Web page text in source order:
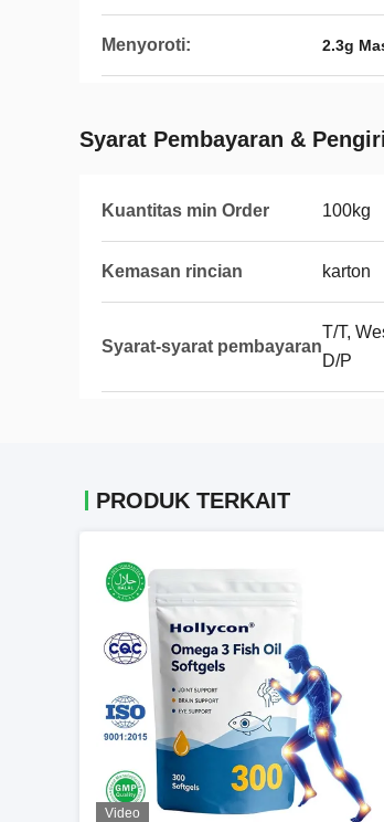
Menyoroti: 2.3g
Syarat Pembayaran &
Kuantitas min Order 100kg
Kemasan rincian karton
Syarat-syarat pembayaran
T/T,
D/P
PRODUK TERKAIT
Video